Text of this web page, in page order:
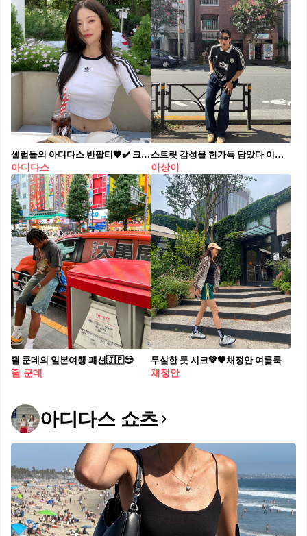
셀럽들의 아디다스 반팔티🖤✔️ 크롭, 오버사이즈, 폴로셔츠 등 다양하고 핫한 @아디다스🔥 임보라: 아디다스 3S 베이비 티셔츠 남규리: 아디다스 아디컬러 클래식 삼선 티셔츠 나나 : 아디다스 80s 오버사이즈 스트라이프 폴로 셔츠 류이서: 아디다스 크롭 레이스 트림 티셔츠 화이트, 아디다스 세미 크롭 반팔티 그래디언트 트레포일 티
아디다스
스트릿 감성을 한가득 담았다⁠ 이번 주말 데이트에 참고할 만한, 이상이의 반팔 티셔츠 픽 3가지 👕⁠ ⁠ 폭넓은 연기 스펙트럼처럼 다양한 스타일을 선보이는 배우 이상이. 그의 사진 속 엿볼 수 있는 반팔 아이템을 세 가지를 알아보겠습니다.⁠ ⁠ 1. 아디다스 x 오아시스 투어 자카드 저지⁠ 음악보다 축구를 더 좋아한다는 밴드 오아시스와의 협업답게, 빈티지한 축구 유니폼에서 영감을 얻은 실루엣과 카라 디자인이 특징입니다. 밴드의 로고 그래픽을 통해 트렌디한 블록코어 스타일을 연출했습니다.⁠ ⁠ 2. 칼하트 윕 스톤 콜드 티셔츠⁠ 화이트 베이스 위에 유쾌한 그래픽 아트워크가 시선을 사로잡는 티셔츠입니다. 니트 비니와 스카프, 헤드폰을 착용한 스톤의 위트 있는 조합은 브랜드 특유의 자유롭고 개성 넘치는 스트릿 무드를 제공합니다.⁠ ⁠ 3. 칼하트 윕 89 링거 티셔츠⁠ 레트로한 무드가 매력적인 링거 티셔츠입니다. 넥라인과 소매에 버건디 컬러로 포인트를 주었습니다. 가슴 부분의 로고는 브랜드의 아이덴티티를 더하며, 편안한 데일리 아이템으로 활용하기 좋습니다.⁠
이상이
쥘 쿤데의 일본여행 패션🇯🇵😎
쥘 쿤데
무심한 듯 시크💚🖤채정안 여름룩
채정안
아디다스 쇼츠